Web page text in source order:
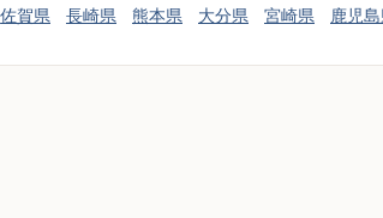
佐賀県 長崎県 熊本県 大分県 宮崎県 鹿児